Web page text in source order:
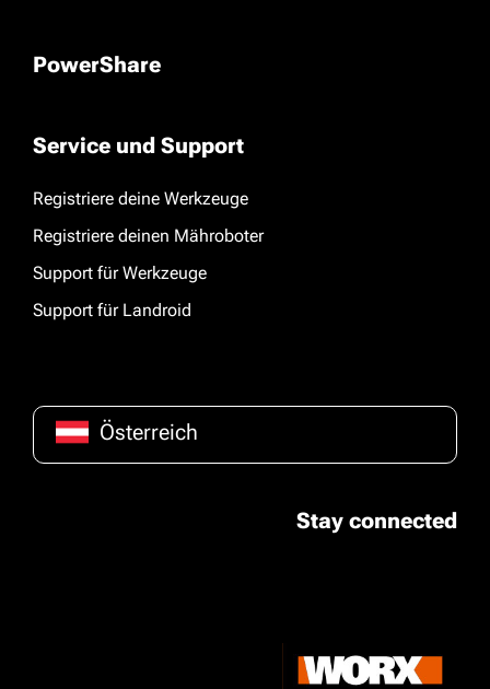
PowerShare
Service und Support
Registriere deine Werkzeuge
Registriere deinen Mähroboter
Support für Werkzeuge
Support für Landroid
Österreich
Stay connected